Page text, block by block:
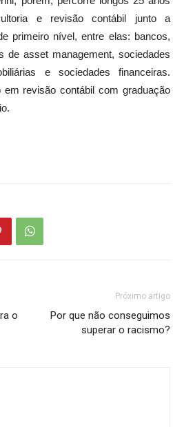
e revisão contábil junto a
primeiro nível, entre elas: bancos,
de asset management, sociedades
e sociedades financeiras.
revisão contábil com graduação
o
Próximo artigo
Por que não conseguimos
superar o racismo?